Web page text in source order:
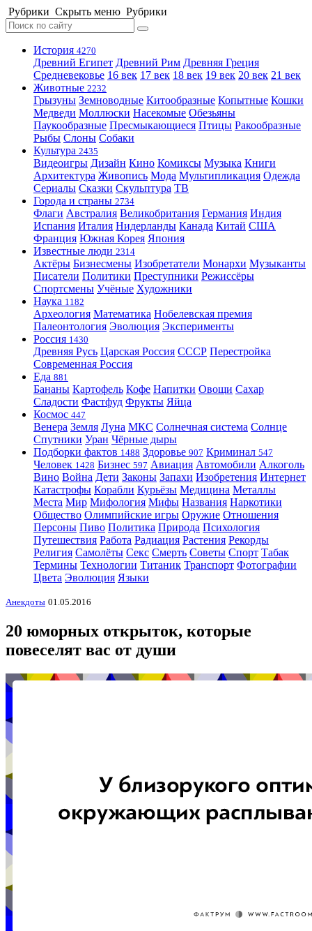
Рубрики Скрыть меню Рубрики
История 4270
Древний Египет Древний Рим Древняя Греция
Средневековье 16 век 17 век 18 век 19 век 20 век 21 век
Животные 2232
Грызуны Земноводные Китообразные Копытные Кошки
Медведи Моллюски Насекомые Обезьяны
Паукообразные Пресмыкающиеся Птицы Ракообразные
Рыбы Слоны Собаки
Культура 2435
Видеоигры Дизайн Кино Комиксы Музыка Книги
Архитектура Живопись Мода Мультипликация Одежда
Сериалы Сказки Скульптура ТВ
Города и страны 2734
Флаги Австралия Великобритания Германия Индия
Испания Италия Нидерланды Канада Китай США
Франция Южная Корея Япония
Известные люди 2314
Актёры Бизнесмены Изобретатели Монархи Музыканты
Писатели Политики Преступники Режиссёры
Спортсмены Учёные Художники
Наука 1182
Археология Математика Нобелевская премия
Палеонтология Эволюция Эксперименты
Россия 1430
Древняя Русь Царская Россия СССР Перестройка
Современная Россия
Еда 881
Бананы Картофель Кофе Напитки Овощи Сахар
Сладости Фастфуд Фрукты Яйца
Космос 447
Венера Земля Луна МКС Солнечная система Солнце
Спутники Уран Чёрные дыры
Подборки фактов 1488 Здоровье 907 Криминал 547
Человек 1428 Бизнес 597 Авиация Автомобили Алкоголь
Вино Война Дети Законы Запахи Изобретения Интернет
Катастрофы Корабли Курьёзы Медицина Металлы
Места Мир Мифология Мифы Названия Наркотики
Общество Олимпийские игры Оружие Отношения
Персоны Пиво Политика Природа Психология
Путешествия Работа Радиация Растения Рекорды
Религия Самолёты Секс Смерть Советы Спорт Табак
Термины Технологии Титаник Транспорт Фотографии
Цвета Эволюция Языки
Анекдоты 01.05.2016
20 юморных открыток, которые
повеселят вас от души